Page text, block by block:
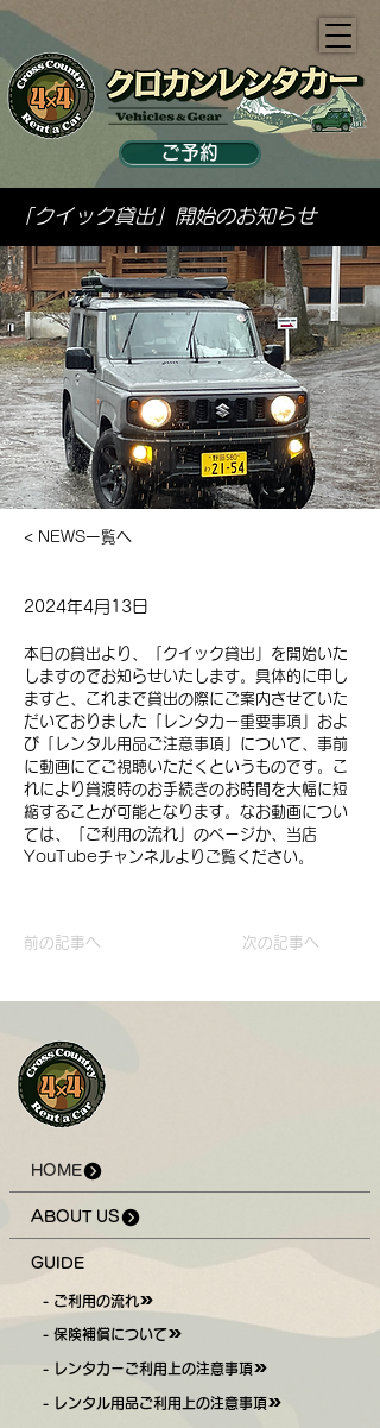
ご予約
「クイック貸出」開始のお知らせ
< NEWS一覧へ
2024年4月13日
本日の貸出より、「クイック貸出」を開始いた
しますのでお知らせいたします。具体的に申し
ますと、これまで貸出の際にご案内させていた
だいておりました「レンタカー重要事項」およ
び「レンタル用品ご注意事項」について、事前
に動画にてご視聴いただくというものです。こ
れにより貸渡時のお手続きのお時間を大幅に短
縮することが可能となります。なお動画につい
ては、「ご利用の流れ」のページか、当店
YouTubeチャンネルよりご覧ください。
前の記事へ 次の記事へ
HOME
ABOUT US
GUIDE
- ご利用の流れ
- 保険補償について
- レンタカーご利用上の注意事項
- レンタル用品ご利用上の注意事項